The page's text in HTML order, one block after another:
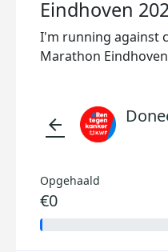
Eindhoven
I'm running against
Marathon
arrow_back
Opgehaald
€0